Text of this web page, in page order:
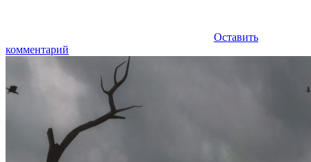
Оставить
комментарий